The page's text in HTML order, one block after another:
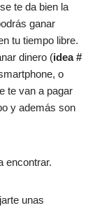
te da bien la
ganar
tu tiempo libre.
dinero (idea #
o
te van a pagar
y además son
encontrar.
unas